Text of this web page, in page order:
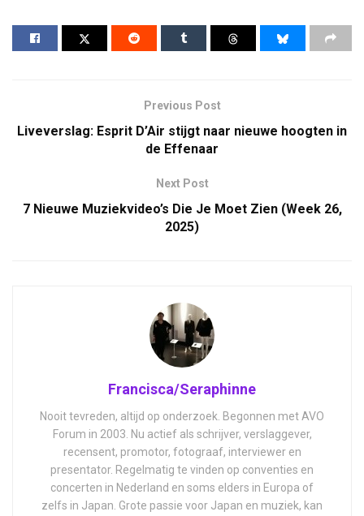
Previous Post
Liveverslag: Esprit D’Air stijgt naar nieuwe hoogten in
de Effenaar
Next Post
7 Nieuwe Muziekvideo’s Die Je Moet Zien (Week 26,
2025)
Francisca/Seraphinne
Nooit tevreden, altijd op onderzoek. Begonnen met AVO
Forum in 2003. Nu actief als schrijver, verslaggever,
recensent, promotor, fotograaf, interviewer en
presentator. Regelmatig te vinden op conventies en
concerten in Nederland en soms elders in Europa of
zelfs in Japan. Grote passie voor Japan en muziek, kan